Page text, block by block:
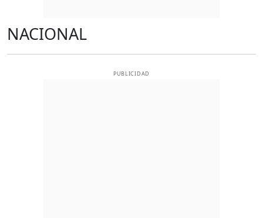
NACIONAL
PUBLICIDAD